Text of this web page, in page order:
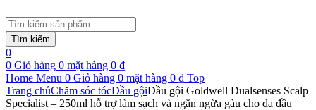
Tìm
kiếm
sản
phẩm
Tìm kiếm
0
0 Giỏ hàng 0 mặt hàng 0 ₫
Home Menu 0 Giỏ hàng 0 mặt hàng 0 ₫ Top
Trang chủChăm sóc tócDầu gộiDầu gội Goldwell Dualsenses Scalp
Specialist – 250ml hỗ trợ làm sạch và ngăn ngừa gàu cho da đầu